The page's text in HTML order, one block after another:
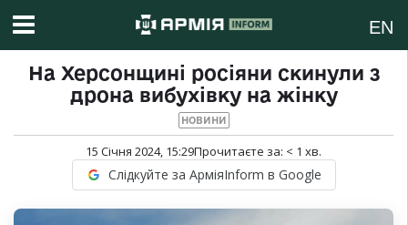
EN
На Херсонщині росіяни скинули з
дрона вибухівку на жінку
НОВИНИ
15 Січня 2024, 15:29Прочитаєте за: < 1 хв.
Слідкуйте за АрміяInform в Google